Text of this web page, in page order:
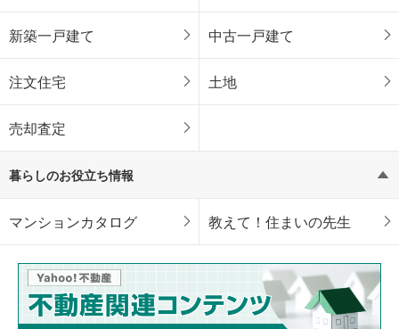
新築一戸建て 中古一戸建て
注文住宅 土地
売却査定
暮らしのお役立ち情報
マンションカタログ 教えて！住まいの先生